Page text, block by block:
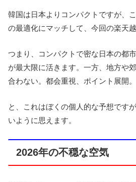
韓国は日本よりコンパクトですが、
の最適化にマッチして、今回の楽天
つまり、コンパクトで密な日本の都
が最大限に活きます。一方、地方や
合わない。都会重視、ポイント展開。
と、これはぼくの個人的な予想です
いように思えます。
2026年の不穏な空気